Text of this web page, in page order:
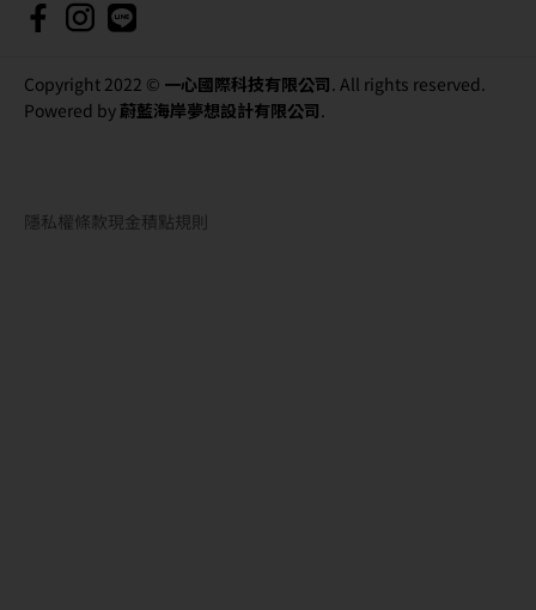
Copyright 2022 © 一心國際科技有限公司. All rights reserved.
Powered by 蔚藍海岸夢想設計有限公司.
隱私權條款現金積點規則